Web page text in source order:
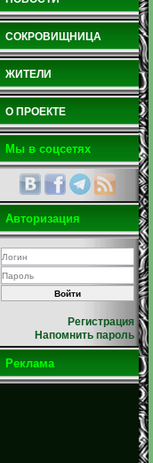
СОКРОВИЩНИЦА
ЖИТЕЛИ
О ПРОЕКТЕ
Мы в соцсетях
Авторизация
Регистрация
Напомнить пароль
Реклама